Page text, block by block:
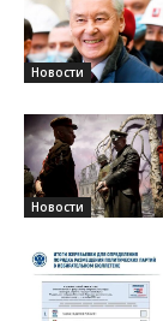
Новости
Новости